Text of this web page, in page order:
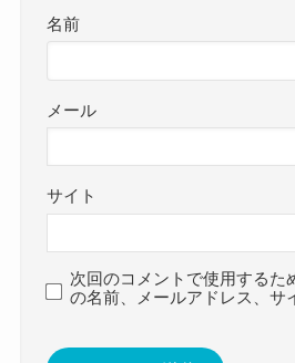
名前
メール
サイト
次回のコメントで使用するた
の名前、メールアドレス、サ